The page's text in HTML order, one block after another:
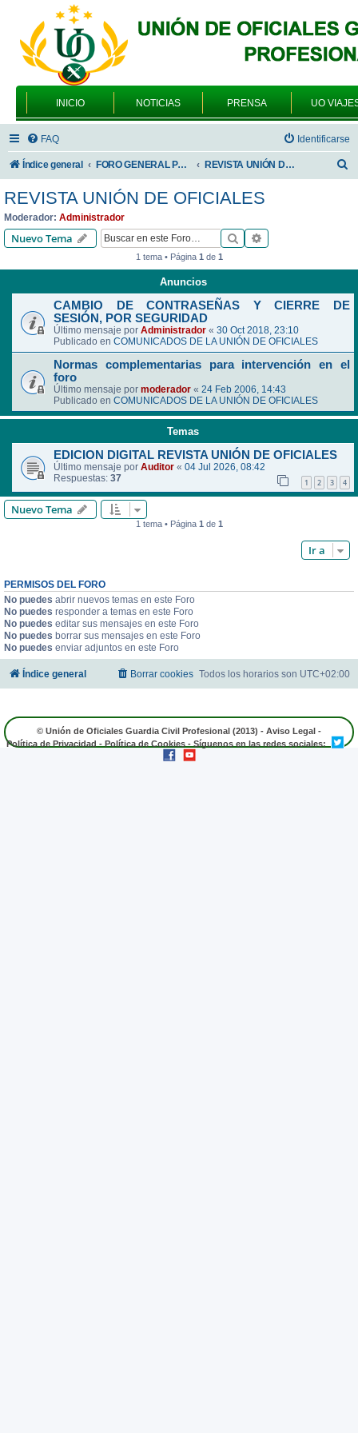
INICIO NOTICIAS PRENSA UO
FAQ Identificarse
Índice general FORO GENERAL PARA TODOS LOS USUARIOS REVISTA UNIÓN DE OFICIALES
r
REVISTA UNIÓN DE OFICIALES
Moderador: Administrador
Nuevo Tema Buscar
1 tema • Página 1de 1
Anuncios
CAMBIO DE CONTRASEÑAS Y CIERRE DE
SESIÓN, POR SEGURIDAD
Último mensaje por Administrador « 30 Oct 2018, 23:10
Publicado en COMUNICADOS DE LA UNIÓN DE OFICIALES
Normas complementarias para intervención en el
foro
Último mensaje por moderador « 24 Feb 2006, 14:43
Publicado en COMUNICADOS DE LA UNIÓN DE OFICIALES
Temas
EDICION DIGITAL REVISTA UNIÓN DE OFICIALES
Último mensaje por Auditor « 04 Jul 2026, 08:42
Respuestas: 37 1 2 3 4
Nuevo Tema
1 tema • Página 1 de 1
Ir a
PERMISOS DEL FORO
No puedes abrir nuevos temas en este Foro
No puedes responder a temas en este Foro
No puedes editar sus mensajes en este Foro
No puedes borrar sus mensajes en este Foro
No puedes enviar adjuntos en este Foro
Índice general Todos los horarios son UTC+02:00
Borrar cookies
© Unión de Oficiales Guardia Civil Profesional (2013) - Aviso Legal -
Política de Privacidad - Política de Cookies - Síguenos en las redes sociales: